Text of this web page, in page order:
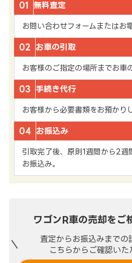
01 無料査定
お問い合わせフォームまたはお
02 お車の引取
お客様のご指定の場所までお車
03 手続き代行
お客様から必要書類をお預かり
04 お振込み
引取完了後、原則1週間から2週
お振込み。
ワゴンR車の売却を ご
査定からお振込みまでの
こちらからご確認いた